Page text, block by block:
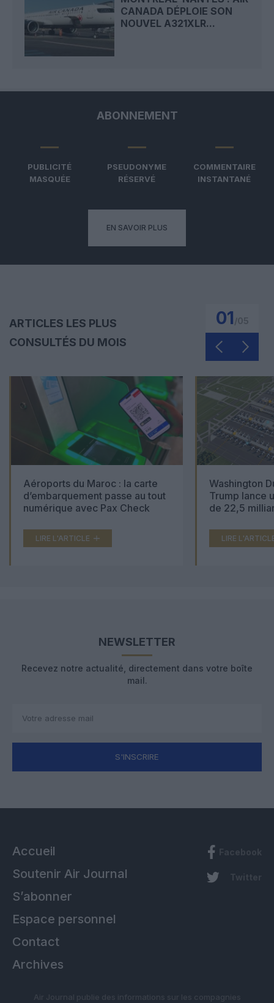
CANADA DÉPLOIE SON
NOUVEL A321XLR...
ABONNEMENT
PUBLICITÉ
MASQUÉE
PSEUDONYME
RÉSERVÉ
COMMENTAIRE
INSTANTANÉ
EN SAVOIR PLUS
ARTICLES LES PLUS
CONSULTÉS DU MOIS
01
Aéroports du Maroc : la carte
d’embarquement passe au tout
numérique avec Pax Check
LIRE L'ARTICLE
Washington
Trump lance
de 22,5
LIRE
NEWSLETTER
Recevez notre actualité, directement dans votre boîte
mail.
S'INSCRIRE
Accueil
Soutenir Air Journal
S’abonner
Espace personnel
Contact
Archives